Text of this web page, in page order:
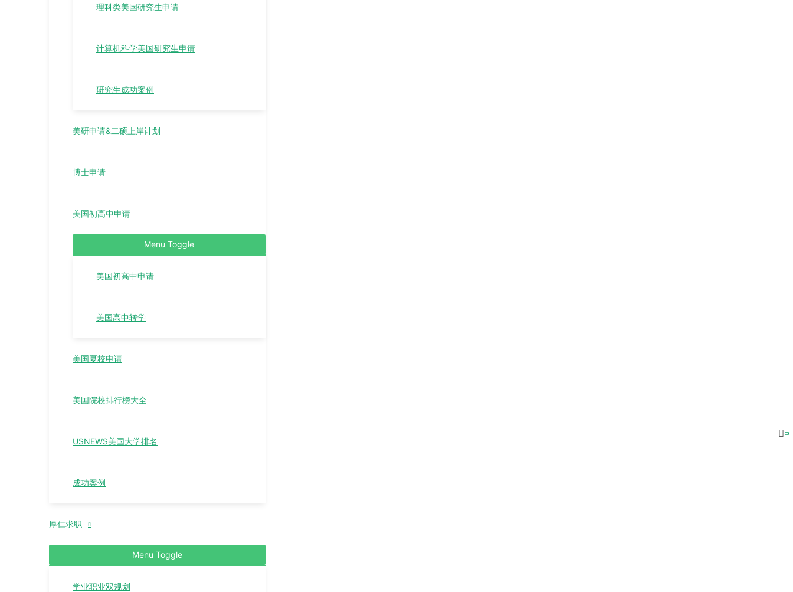
理科类美国研究生申请
计算机科学美国研究生申请
研究生成功案例
美研申请&二硕上岸计划
博士申请
美国初高中申请
Menu Toggle
美国初高中申请
美国高中转学
美国夏校申请
美国院校排行榜大全
USNEWS美国大学排名
成功案例
厚仁求职
Menu Toggle
学业职业双规划